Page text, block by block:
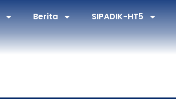
Berita SIPADIK-HT5